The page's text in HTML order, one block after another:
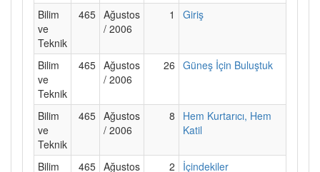
Bilim
ve
Teknik
465 Ağustos
/ 2006
1 Giriş
Bilim
ve
Teknik
465 Ağustos
/ 2006
26 Güneş İçin Buluştuk
Bilim
ve
Teknik
465 Ağustos
/ 2006
8
Hem Kurtarıcı, Hem
Katil
Bilim 465 Ağustos 2 İçindekiler